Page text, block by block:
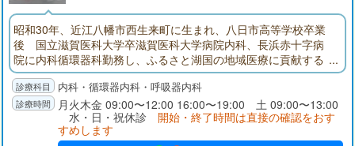
昭和30年、近江八幡市西生来町に生まれ、八日市高等学校卒業
後 国立滋賀医科大学卒滋賀医科大学病院内科、長浜赤十字病
院に内科循環器科勤務し、ふるさと湖国の地域医療に貢献する
ため新規に診療所を開設しました。25年の病院勤務経験を生か
し、内科全般に対する診療、特に高血圧、心臓病、動脈硬化な
どの循環器疾患、生活習慣病、呼吸器疾患の診療を総合的に行
内科・循環器内科・呼吸器内科
月火木金 09:00〜12:00 16:00〜19:00 土 09:00〜13:00
水・日・祝休診 開始・終了時間は直接の確認をおす
すめします